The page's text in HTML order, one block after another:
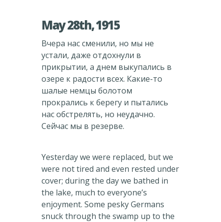
May 28th, 1915
Вчера нас сменили, но мы не
устали, даже отдохнули в
прикрытии, а днем выкупались в
озере к радости всех. Какие-то
шалые немцы болотом
прокрались к берегу и пытались
нас обстрелять, но неудачно.
Сейчас мы в резерве.
Yesterday we were replaced, but we
were not tired and even rested under
cover; during the day we bathed in
the lake, much to everyone’s
enjoyment. Some pesky Germans
snuck through the swamp up to the